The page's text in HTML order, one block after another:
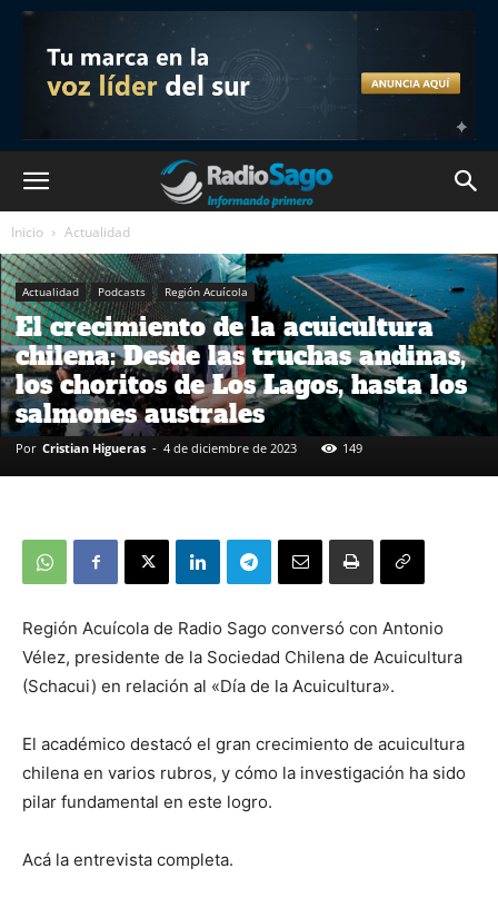
Inicio Actualidad
Actualidad Podcasts Región Acuícola
El crecimiento de la acuicultura
chilena: Desde las truchas andinas,
los choritos de Los Lagos, hasta los
salmones australes
Por Cristian Higueras - 4 de diciembre de 2023 149
Región Acuícola de Radio Sago conversó con Antonio
Vélez, presidente de la Sociedad Chilena de Acuicultura
(Schacui) en relación al «Día de la Acuicultura».
El académico destacó el gran crecimiento de acuicultura
chilena en varios rubros, y cómo la investigación ha sido
pilar fundamental en este logro.
Acá la entrevista completa.